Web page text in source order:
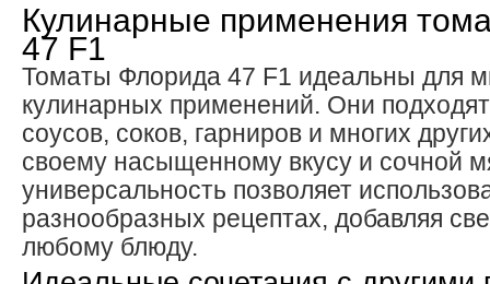
Кулинарные применения
47 F1
Томаты Флорида 47 F1 идеальны для
кулинарных применений. Они
соусов, соков, гарниров и многих
своему насыщенному вкусу и сочной
универсальность позволяет
разнообразных рецептах, добавляя
любому блюду.